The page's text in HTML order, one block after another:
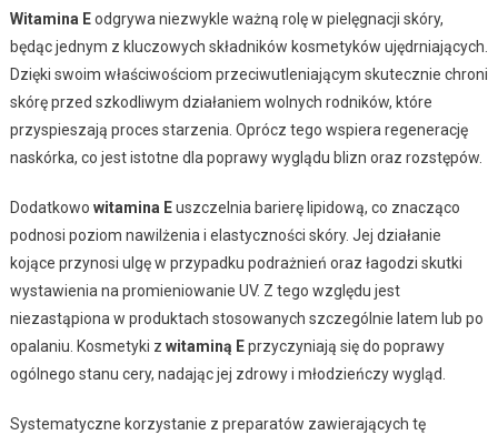
Witamina Eodgrywa niezwykle ważną rolę w pielęgnacji skóry,
będąc jednym z kluczowych składników kosmetyków ujędrniających.
Dzięki swoim właściwościom przeciwutleniającym skutecznie chroni
skórę przed szkodliwym działaniem wolnych rodników, które
przyspieszają proces starzenia. Oprócz tego wspiera regenerację
naskórka, co jest istotne dla poprawy wyglądu blizn oraz rozstępów.
Dodatkowo witamina Euszczelnia barierę lipidową, co znacząco
podnosi poziom nawilżenia i elastyczności skóry. Jej działanie
kojące przynosi ulgę w przypadku podrażnień oraz łagodzi skutki
wystawienia na promieniowanie UV. Z tego względu jest
niezastąpiona w produktach stosowanych szczególnie latem lub po
opalaniu. Kosmetyki z witaminą Eprzyczyniają się do poprawy
ogólnego stanu cery, nadając jej zdrowy i młodzieńczy wygląd.
Systematyczne korzystanie z preparatów zawierających tę